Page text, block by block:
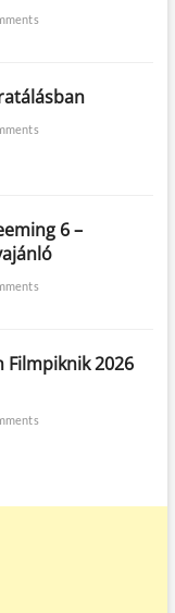
6 –
Filmpiknik 2026